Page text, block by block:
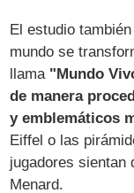
El estudio
mundo se
llama"Mundo
de manera
y emblemáticos
Eiffel o las
jugadores sientan
Menard.